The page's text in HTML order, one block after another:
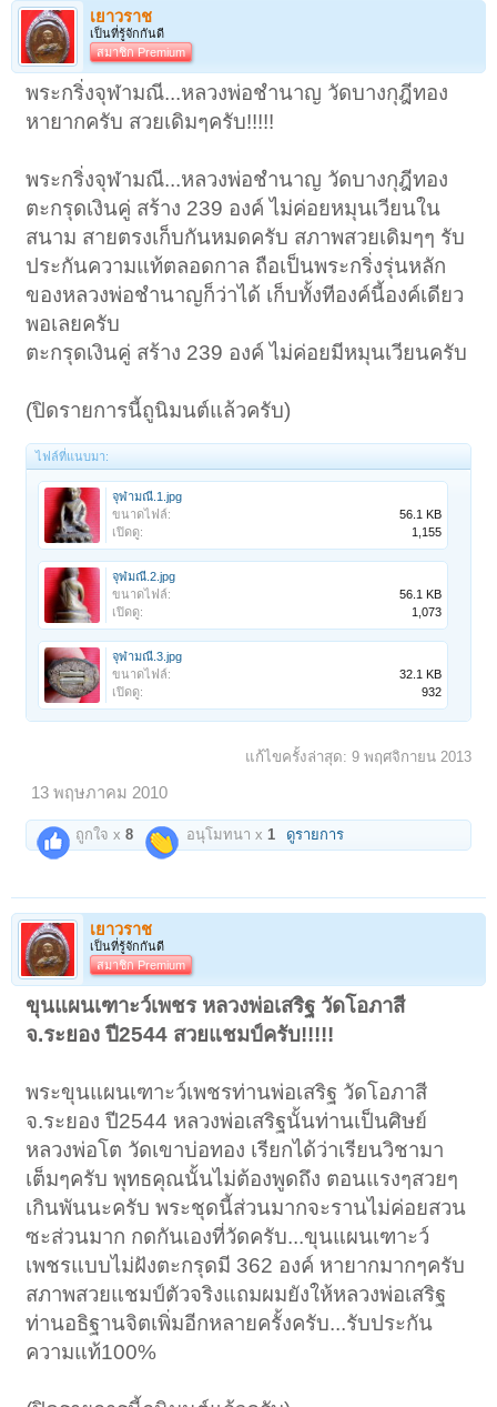
เยาวราช
เป็นที่รู้จักกันดี
สมาชิก Premium
พระกริ่งจุฬามณี...หลวงพ่อชำนาญ วัดบางกุฎีทอง
หายากครับ สวยเดิมๆครับ!!!!!
พระกริ่งจุฬามณี...หลวงพ่อชำนาญ วัดบางกุฎีทอง
ตะกรุดเงินคู่ สร้าง 239 องค์ ไม่ค่อยหมุนเวียนใน
สนาม สายตรงเก็บกันหมดครับ สภาพสวยเดิมๆๆ รับ
ประกันความแท้ตลอดกาล ถือเป็นพระกริ่งรุ่นหลัก
ของหลวงพ่อชำนาญก็ว่าได้ เก็บทั้งทีองค์นี้องค์เดียว
พอเลยครับ
ตะกรุดเงินคู่ สร้าง 239 องค์ ไม่ค่อยมีหมุนเวียนครับ
(ปิดรายการนี้ถูนิมนต์แล้วครับ)
ไฟล์ที่แนบมา:
จุฬามณี.1.jpg
ขนาดไฟล์:
56.1 KB
เปิดดู:
1,155
จุฬมณี.2.jpg
ขนาดไฟล์:
56.1 KB
เปิดดู:
1,073
จุฬามณี.3.jpg
ขนาดไฟล์:
32.1 KB
เปิดดู:
932
แก้ไขครั้งล่าสุด: 9 พฤศจิกายน 2013
13 พฤษภาคม 2010
ถูกใจ x8 อนุโมทนา x 1 ดูรายการ
เยาวราช
เป็นที่รู้จักกันดี
สมาชิก Premium
ขุนแผนเฑาะว์เพชร หลวงพ่อเสริฐ วัดโอภาสี
จ.ระยอง ปี2544 สวยแชมป์ครับ!!!!!
พระขุนแผนเฑาะว์เพชรท่านพ่อเสริฐ วัดโอภาสี
จ.ระยอง ปี2544 หลวงพ่อเสริฐนั้นท่านเป็นศิษย์
หลวงพ่อโต วัดเขาบ่อทอง เรียกได้ว่าเรียนวิชามา
เต็มๆครับ พุทธคุณนั้นไม่ต้องพูดถึง ตอนแรงๆสวยๆ
เกินพันนะครับ พระชุดนี้ส่วนมากจะรานไม่ค่อยสวน
ซะส่วนมาก กดกันเองที่วัดครับ...ขุนแผนเฑาะว์
เพชรแบบไม่ฝังตะกรุดมี 362 องค์ หายากมากๆครับ
สภาพสวยแชมป์ตัวจริงแถมผมยังให้หลวงพ่อเสริฐ
ท่านอธิฐานจิตเพิ่มอีกหลายครั้งครับ...รับประกัน
ความแท้100%